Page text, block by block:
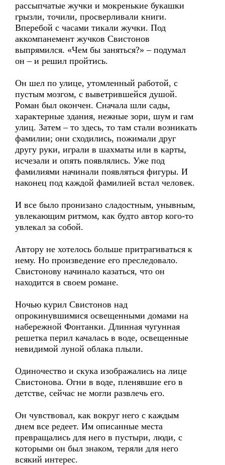
рассыпчатые жучки и мокренькие букашки
грызли, точили, просверливали книги.
Вперебой с часами тикали жучки. Под
аккомпанемент жучков Свистонов
выпрямился. «Чем бы заняться?» – подумал
он – и решил пройтись.
Он шел по улице, утомленный работой, с
пустым мозгом, с выветрившейся душой.
Роман был окончен. Сначала шли сады,
характерные здания, нежные зори, шум и гам
улиц. Затем – то здесь, то там стали возникать
фамилии; они сходились, пожимали друг
другу руки, играли в шахматы или в карты,
исчезали и опять появлялись. Уже под
фамилиями начинали появляться фигуры. И
наконец под каждой фамилией встал человек.
И все было пронизано сладостным, унывным,
увлекающим ритмом, как будто автор кого-то
увлекал за собой.
Автору не хотелось больше притрагиваться к
нему. Но произведение его преследовало.
Свистонову начинало казаться, что он
находится в своем романе.
Ночью курил Свистонов над
опрокинувшимися освещенными домами на
набережной Фонтанки. Длинная чугунная
решетка перил качалась в воде, освещенные
невидимой луной облака плыли.
Одиночество и скука изображались на лице
Свистонова. Огни в воде, пленявшие его в
детстве, сейчас не могли развлечь его.
Он чувствовал, как вокруг него с каждым
днем все редеет. Им описанные места
превращались для него в пустыри, люди, с
которыми он был знаком, теряли для него
всякий интерес.